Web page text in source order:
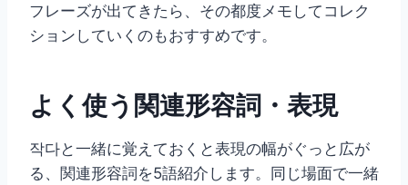
フレーズが出てきたら、その都度メモしてコレク
ションしていくのもおすすめです。
よく使う関連形容詞・表現
작다と一緒に覚えておくと表現の幅がぐっと広が
る、関連形容詞を5語紹介します。同じ場面で一緒